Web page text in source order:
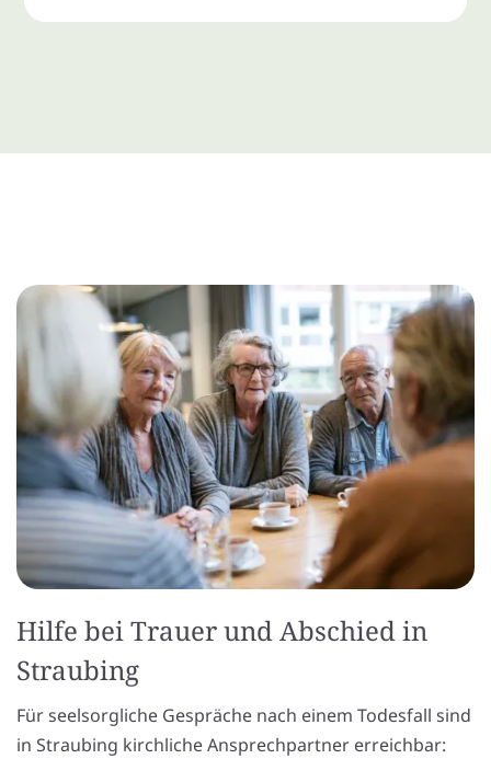
Hilfe bei Trauer und Abschied in
Straubing
Für seelsorgliche Gespräche nach einem Todesfall sind
in Straubing kirchliche Ansprechpartner erreichbar: